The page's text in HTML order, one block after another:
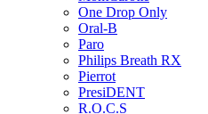
One Drop Only
Oral-B
Paro
Philips Breath RX
Pierrot
PresiDENT
R.O.C.S